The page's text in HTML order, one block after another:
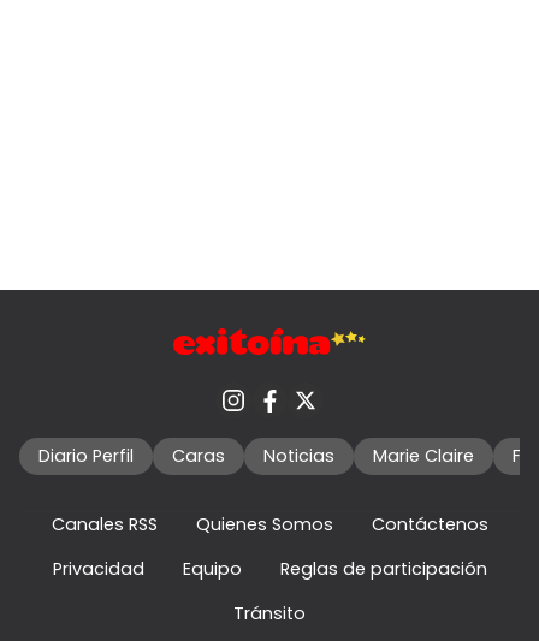
Diario Perfil Caras Noticias Marie Claire
Canales RSS Quienes Somos
Contáctenos
Privacidad
Equipo
Reglas de participación
Tránsito